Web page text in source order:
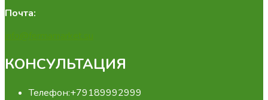
Почта:
info@fermamarket.su
КОНСУЛЬТАЦИЯ
Телефон:+79189992999